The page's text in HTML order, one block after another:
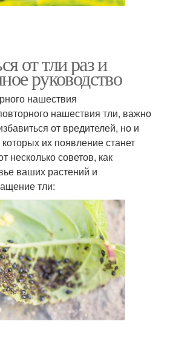
от тли раз и
руководство
нашествия
нашествия тли, важно
от вредителей, но и
их появление станет
несколько советов, как
ваших растений и
тли: